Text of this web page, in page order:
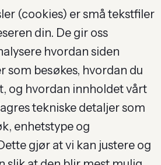
(cookies) er små tekstfiler
din. De gir oss
hvordan siden
som besøkes, hvordan du
og hvordan innholdet vårt
tekniske detaljer som
enhetstype og
gjør at vi kan justere og